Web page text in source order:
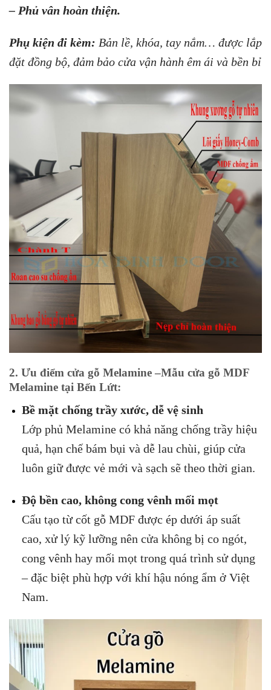
– Phủ vân hoàn thiện.
Phụ kiện đi kèm: Bản lề, khóa, tay nắm… được lắp
đặt đồng bộ, đảm bảo cửa vận hành êm ái và bền bỉ
2. Ưu điểm cửa gỗ Melamine –Mẫu cửa gỗ MDF
Melamine tại Bến Lứt:
Bề mặt chống trầy xước, dễ vệ sinh
Lớp phủ Melamine có khả năng chống trầy hiệu
quả, hạn chế bám bụi và dễ lau chùi, giúp cửa
luôn giữ được vẻ mới và sạch sẽ theo thời gian.
Độ bền cao, không cong vênh mối mọt
Cấu tạo từ cốt gỗ MDF được ép dưới áp suất
cao, xử lý kỹ lưỡng nên cửa không bị co ngót,
cong vênh hay mối mọt trong quá trình sử dụng
– đặc biệt phù hợp với khí hậu nóng ẩm ở Việt
Nam.